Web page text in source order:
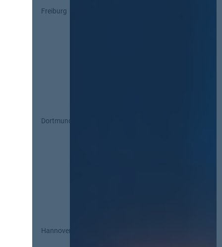
Freiburg
Dortmund
Hannover